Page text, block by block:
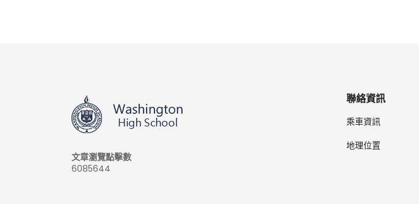
文章瀏覽點擊數
6085644
聯絡資訊
乘車資訊
地理位置